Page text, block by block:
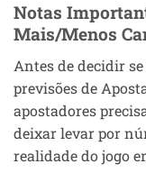
Notas
Mais/Menos
Antes de decidir
previsões de
apostadores
deixar levar por
realidade do jogo